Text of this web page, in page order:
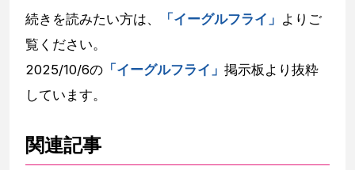
続きを読みたい方は、 「イーグルフライ」 よりご
覧ください。
2025/10/6の 「イーグルフライ」 掲示板より抜粋
しています。
関連記事